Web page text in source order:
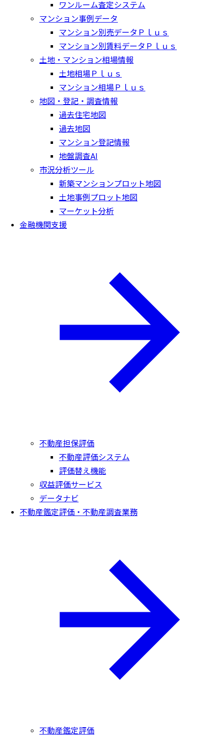
ワンルーム査定システム
マンション事例データ
マンション別売データＰｌｕｓ
マンション別賃料データＰｌｕｓ
土地・マンション相場情報
土地相場Ｐｌｕｓ
マンション相場Ｐｌｕｓ
地図・登記・調査情報
過去住宅地図
過去地図
マンション登記情報
地盤調査AI
市況分析ツール
新築マンションプロット地図
土地事例プロット地図
マーケット分析
金融機関支援
不動産担保評価
不動産評価システム
評価替え機能
収益評価サービス
データナビ
不動産鑑定評価・不動産調査業務
不動産鑑定評価